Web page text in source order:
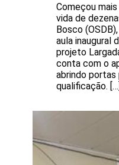
Começou
vida de
Bosco
aula inaugural
projeto
conta com o
abrindo portas
qualificação. […]